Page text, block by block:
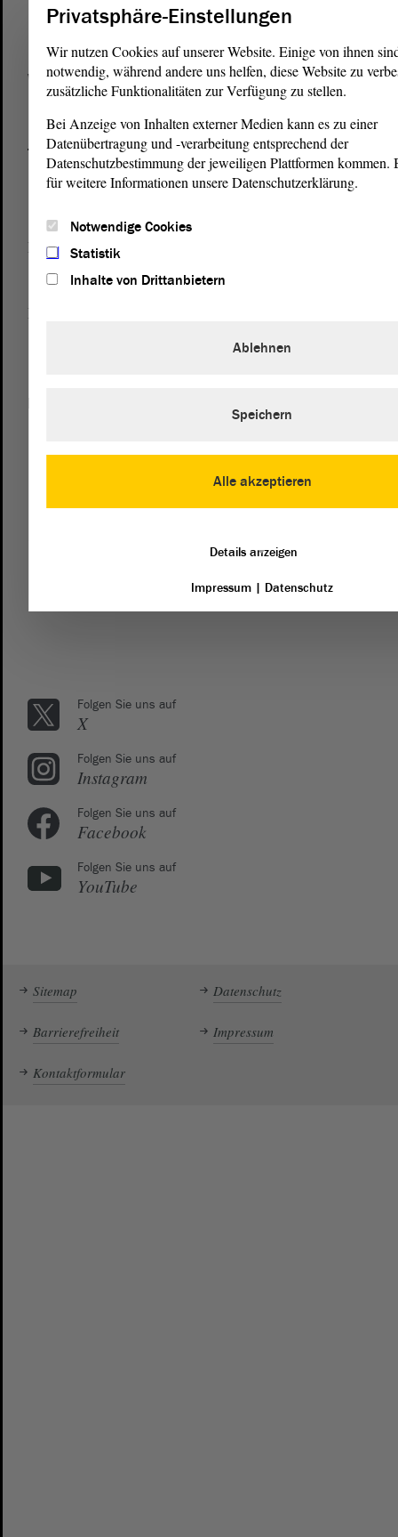
Domplatz 6–9
39104 Magdeburg
Wegbeschreibung
Telefon und Fax
Zentrale:
0391 / 560 - 0
Presse- und Öffentlichkeitsarbeit
0391 / 560 - 0
Landtags eine Nachricht. Wenn Sie sich an die Fraktionen
des Landtags richten möchten, dann empfehlen wir die
Folgen Sie uns auf
X
Folgen Sie uns auf
Instagram
Folgen Sie uns auf
Facebook
Folgen Sie uns auf
YouTube
Sitemap Datenschutz
Barrierefreiheit Impressum
Kontaktformular
Privatsphäre-Einstellungen
Wir nutzen Cookies auf unserer Website. Einige von ihnen
notwendig, während andere uns helfen, diese Website zu
zusätzliche Funktionalitäten zur Verfügung zu stellen.
Bei Anzeige von Inhalten externer Medien kann es zu einer
Datenübertragung und -verarbeitung entsprechend der
Datenschutzbestimmung der jeweiligen Plattformen kommen.
für weitere Informationen unsere Datenschutzerklärung.
Notwendige Cookies
Statistik
Inhalte von Drittanbietern
Alle akzeptieren
Ablehnen
Speichern
Details anzeigen
Impressum | Datenschutz